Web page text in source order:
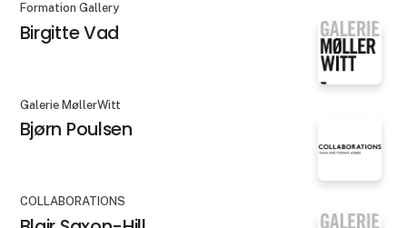
Formation Gallery
Birgitte Vad
Galerie MøllerWitt
Bjørn Poulsen
COLLABORATIONS